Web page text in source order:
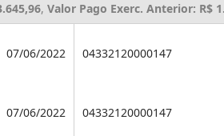
, Valor Pago Exerc. Anterior: R$
07/06/2022 04332120000147
07/06/2022 04332120000147